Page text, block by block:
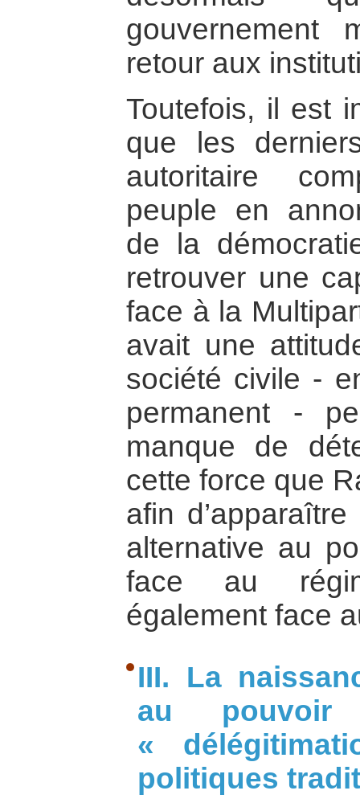
gouvernement
retour aux
Toutefois, il est
que les
autoritaire
peuple en
de la
retrouver une
face à la
avait une
société civile -
permanent -
manque de
cette force que
afin
alternative au
face au
également face
III. La
au
«
politiques